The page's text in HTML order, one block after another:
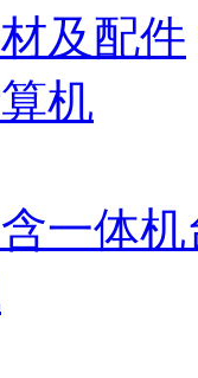
及配件
机
一体